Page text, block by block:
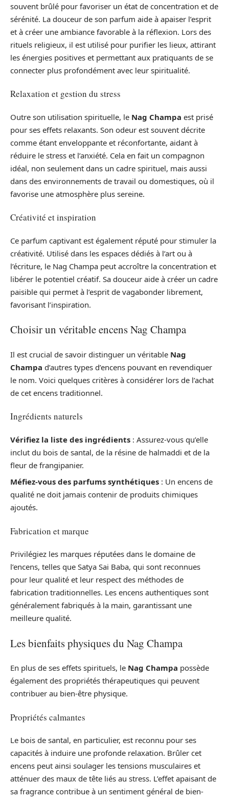
souvent brûlé pour favoriser un état de concentration et de
sérénité. La douceur de son parfum aide à apaiser l’esprit
et à créer une ambiance favorable à la réflexion. Lors des
rituels religieux, il est utilisé pour purifier les lieux, attirant
les énergies positives et permettant aux pratiquants de se
connecter plus profondément avec leur spiritualité.
Relaxation et gestion du stress
Outre son utilisation spirituelle, le Nag Champa est prisé
pour ses effets relaxants. Son odeur est souvent décrite
comme étant enveloppante et réconfortante, aidant à
réduire le stress et l’anxiété. Cela en fait un compagnon
idéal, non seulement dans un cadre spirituel, mais aussi
dans des environnements de travail ou domestiques, où il
favorise une atmosphère plus sereine.
Créativité et inspiration
Ce parfum captivant est également réputé pour stimuler la
créativité. Utilisé dans les espaces dédiés à l’art ou à
l’écriture, le Nag Champa peut accroître la concentration et
libérer le potentiel créatif. Sa douceur aide à créer un cadre
paisible qui permet à l’esprit de vagabonder librement,
favorisant l’inspiration.
Choisir un véritable encens Nag Champa
Il est crucial de savoir distinguer un véritable Nag
Champa d’autres types d’encens pouvant en revendiquer
le nom. Voici quelques critères à considérer lors de l’achat
de cet encens traditionnel.
Ingrédients naturels
Vérifiez la liste des ingrédients : Assurez-vous qu’elle
inclut du bois de santal, de la résine de halmaddi et de la
fleur de frangipanier.
Méfiez-vous des parfums synthétiques : Un encens de
qualité ne doit jamais contenir de produits chimiques
ajoutés.
Fabrication et marque
Privilégiez les marques réputées dans le domaine de
l’encens, telles que Satya Sai Baba, qui sont reconnues
pour leur qualité et leur respect des méthodes de
fabrication traditionnelles. Les encens authentiques sont
généralement fabriqués à la main, garantissant une
meilleure qualité.
Les bienfaits physiques du Nag Champa
En plus de ses effets spirituels, le Nag Champa possède
également des propriétés thérapeutiques qui peuvent
contribuer au bien-être physique.
Propriétés calmantes
Le bois de santal, en particulier, est reconnu pour ses
capacités à induire une profonde relaxation. Brûler cet
encens peut ainsi soulager les tensions musculaires et
atténuer des maux de tête liés au stress. L’effet apaisant de
sa fragrance contribue à un sentiment général de bien-